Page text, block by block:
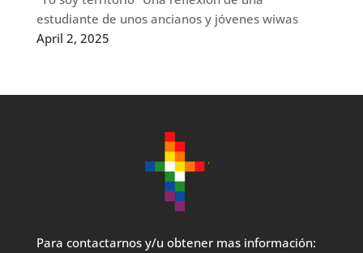
estudiante de unos ancianos y jóvenes wiwas
April 2, 2025
Para contactarnos y/u obtener mas información: